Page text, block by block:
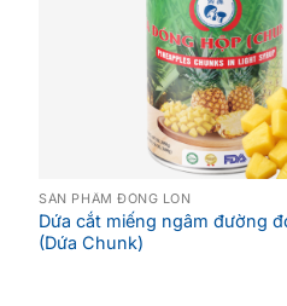
SẢN PHẨM ĐÓNG LON
Dứa cắt miếng ngâm đường
(Dứa Chunk)